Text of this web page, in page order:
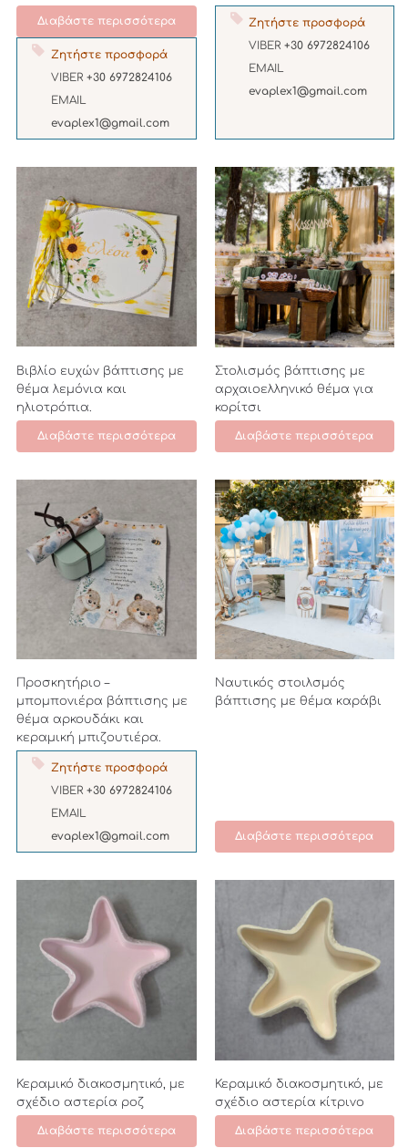
Διαβάστε περισσότερα
Ζητήστε προσφορά
VIBER +30 6972824106
EMAIL
evaplex1@gmail.com
Ζητήστε προσφορά
VIBER+30 6972824106
EMAIL
evaplex1@gmail.com
Βιβλίο ευχών βάπτισης με
θέμα λεμόνια και
ηλιοτρόπια.
Διαβάστε περισσότερα
Στολισμός βάπτισης με
αρχαιοελληνικό θέμα για
κορίτσι
Διαβάστε περισσότερα
Προσκητήριο –
μπομπονιέρα βάπτισης με
θέμα αρκουδάκι και
κεραμική μπιζουτιέρα.
Ζητήστε προσφορά
VIBER +30 6972824106
EMAIL
evaplex1@gmail.com
Ναυτικός στοιλσμός
βάπτισης με θέμα καράβι
Διαβάστε περισσότερα
Κεραμικό διακοσμητικό, με
σχέδιο αστερία ροζ
Διαβάστε περισσότερα
Κεραμικό διακοσμητικό, με
σχέδιο αστερία κίτρινο
Διαβάστε περισσότερα